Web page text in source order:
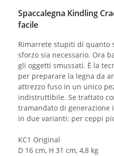
Spaccalegna Kindling
facile
Rimarrete stupiti di quanto
sforzo sia necessario. Ora
gli oggetti smussati. È la
per preparare la legna da
attrezzo fuso in un unico
indistruttibile. Se trattato
tramandato di generazione
in due varianti: per ceppi
KC1 Original
D 16 cm, H 31 cm, 4,8 kg